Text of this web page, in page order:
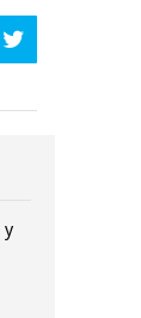
у